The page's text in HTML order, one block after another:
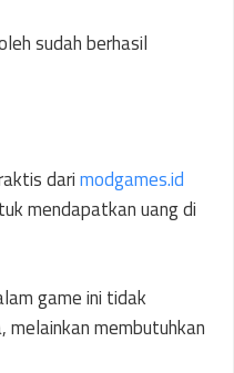
sudah berhasil
darimodgames.id
mendapatkan uang di
game ini tidak
membutuhkan